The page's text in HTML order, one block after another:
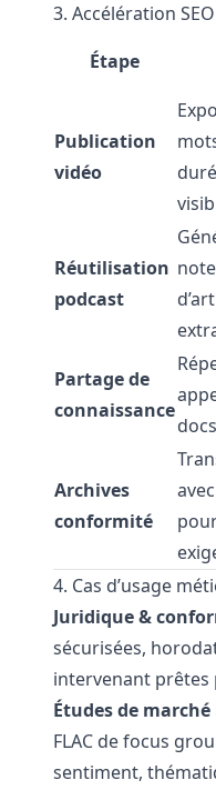
3. Accélération
Étape
Publication
vidéo
Réutilisation
podcast
Partage de
connaissance
Archives
conformité
4. Cas d’usage
Juridique &
sécurisées,
intervenant prêtes
Études de marché
FLAC de focus
sentiment,